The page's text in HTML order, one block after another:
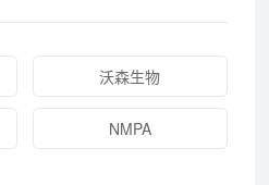
沃森生物
NMPA